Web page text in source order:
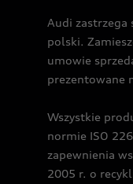
Audi zastrzega
polski.
umowie
prezentowane
Wszystkie
normie ISO
zapewnienia
2005 r. o